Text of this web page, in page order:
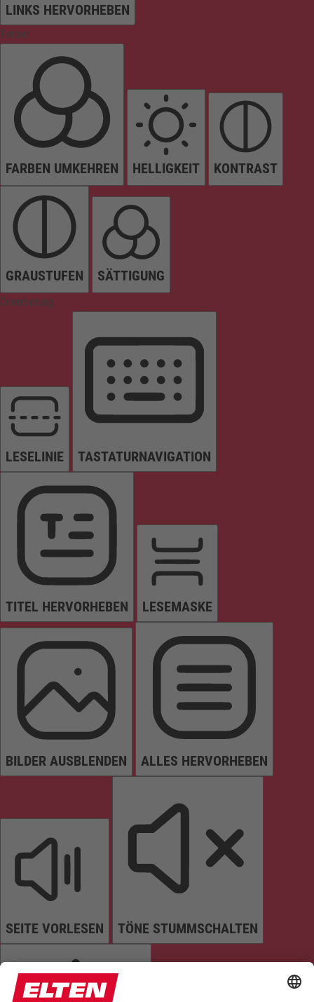
LINKS HERVORHEBEN
Farben
FARBEN UMKEHREN HELLIGKEIT KONTRAST
GRAUSTUFEN SÄTTIGUNG
Orientierung
LESELINIE TASTATURNAVIGATION
TITEL HERVORHEBEN LESEMASKE
BILDER AUSBLENDEN ALLES HERVORHEBEN
SEITE VORLESEN TÖNE STUMMSCHALTEN